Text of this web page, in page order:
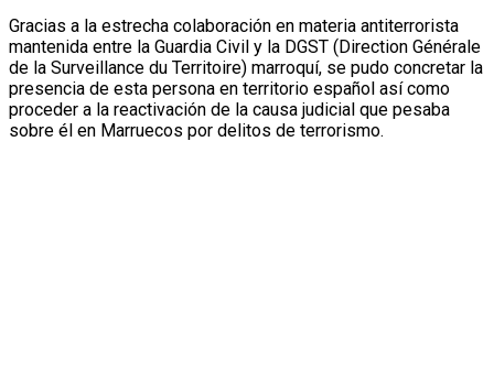
Gracias a la estrecha colaboración en materia antiterrorista
mantenida entre la Guardia Civil y la DGST (Direction Générale
de la Surveillance du Territoire) marroquí, se pudo concretar la
presencia de esta persona en territorio español así como
proceder a la reactivación de la causa judicial que pesaba
sobre él en Marruecos por delitos de terrorismo.